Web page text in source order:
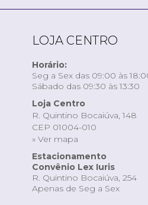
LOJA CENTRO
Horário:
Seg a Sex das 09:00 às
Sábado das 09:30 às 13:30
Loja Centro
R. Quintino Bocaiúva, 148
CEP 01004-010
» Ver mapa
Estacionamento
Convênio Lex Iuris
R. Quintino Bocaiúva, 254
Apenas de Seg a Sex